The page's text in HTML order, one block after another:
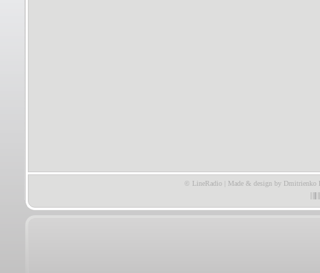
© LineRadio | Made & design by Dmitrienko